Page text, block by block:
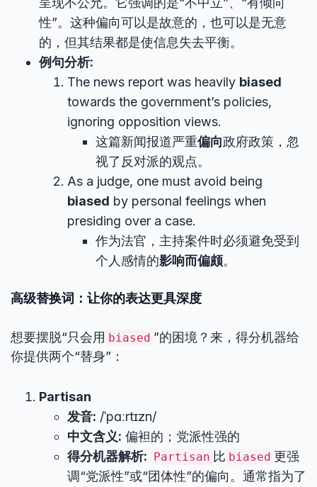
性”。这种偏向可以是故意的，也可以是无意
的，但其结果都是使信息失去平衡。
例句分析:
The news report was heavily biased
towards the government’s policies,
ignoring opposition views.
这篇新闻报道严重偏向政府政策，忽
视了反对派的观点。
As a judge, one must avoid being
biased by personal feelings when
presiding over a case.
作为法官，主持案件时必须避免受到
个人感情的影响而偏颇。
高级替换词：让你的表达更具深度
想要摆脱“只会用 biased ”的困境？来，得分机器给
你提供两个“替身”：
Partisan
发音: /ˈpɑːrtɪzn/
中文含义: 偏袒的；党派性强的
得分机器解析: Partisan 比 biased 更强
调“党派性”或“团体性”的偏向。通常指为了